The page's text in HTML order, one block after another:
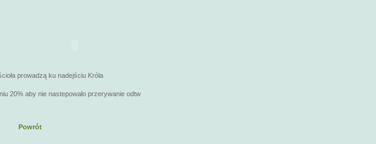
prowadzą ku nadejściu Króla
20% aby nie nastepowało przerywanie odtw
Powrót